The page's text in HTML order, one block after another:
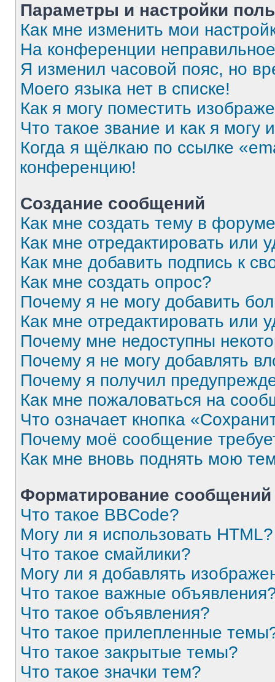
Параметры и настройки
Как мне изменить мои
На конференции
Я изменил часовой пояс, но
Моего языка нет в списке!
Как я могу поместить
Что такое звание и как я могу
Когда я щёлкаю по ссылке
конференцию!
Создание сообщений
Как мне создать тему в
Как мне отредактировать или
Как мне добавить подпись к
Как мне создать опрос?
Почему я не могу добавить
Как мне отредактировать или
Почему мне недоступны
Почему я не могу добавлять
Почему я получил
Как мне пожаловаться на
Что означает кнопка
Почему моё сообщение
Как мне вновь поднять мою
Форматирование
Что такое BBCode?
Могу ли я использовать HTML?
Что такое смайлики?
Могу ли я добавлять
Что такое важные
Что такое объявления?
Что такое прилепленные
Что такое закрытые темы?
Что такое значки тем?